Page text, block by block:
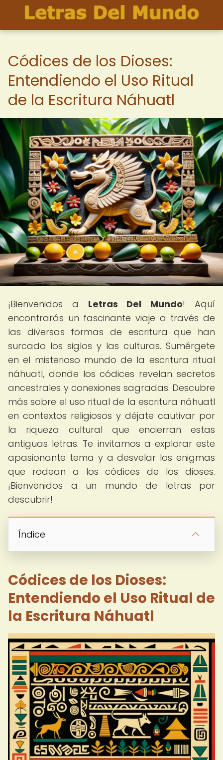
Códices de los Dioses:
Entendiendo el Uso Ritual
de la Escritura Náhuatl
¡Bienvenidos a Letras Del Mundo! Aquí
encontrarás un fascinante viaje a través de
las diversas formas de escritura que han
surcado los siglos y las culturas. Sumérgete
en el misterioso mundo de la escritura ritual
náhuatl, donde los códices revelan secretos
ancestrales y conexiones sagradas. Descubre
más sobre el uso ritual de la escritura náhuatl
en contextos religiosos y déjate cautivar por
la riqueza cultural que encierran estas
antiguas letras. Te invitamos a explorar este
apasionante tema y a desvelar los enigmas
que rodean a los códices de los dioses.
¡Bienvenidos a un mundo de letras por
descubrir!
Índice
Códices de los Dioses:
Entendiendo el Uso Ritual de
la Escritura Náhuatl